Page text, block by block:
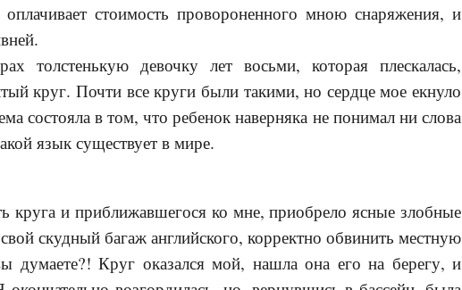
стоимость провороненного мною снаряжения, и
толстенькую девочку лет восьми, которая плескалась,
круг. Почти все круги были такими, но сердце мое екнуло
состояла в том, что ребенок наверняка не понимал ни слова
язык существует в мире.
круга и приближавшегося ко мне, приобрело ясные злобные
скудный багаж английского, корректно обвинить местную
думаете?! Круг оказался мой, нашла она его на берегу, и